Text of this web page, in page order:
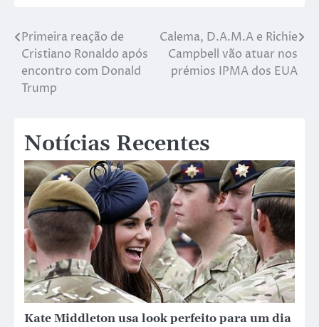
Primeira reação de
Cristiano Ronaldo após
encontro com Donald
Trump
Calema, D.A.M.A e Richie
Campbell vão atuar nos
prémios IPMA dos EUA
Notícias Recentes
Kate Middleton usa look perfeito para um dia